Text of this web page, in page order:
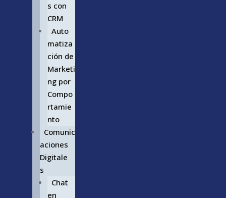
s con
CRM
Auto
matiza
ción de
Marketi
ng por
Compo
rtamie
nto
Comunic
aciones
Digitale
s
Chat
en